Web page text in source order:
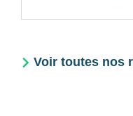
Voir toutes nos